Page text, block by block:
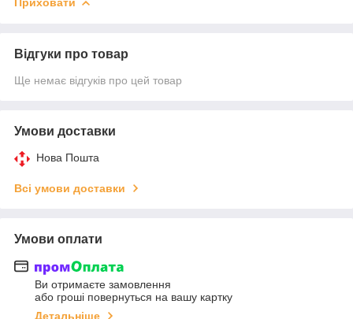
Відгуки про товар
Ще немає відгуків про цей товар
Умови доставки
Нова Пошта
Всі умови доставки
Умови оплати
Ви отримаєте замовлення
або гроші повернуться на вашу картку
Детальніше